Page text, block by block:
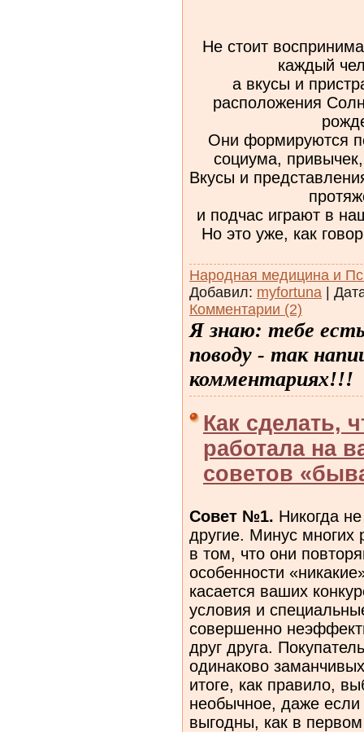
Не стоит
каждый
а вкусы и
расположения
Они формируются
социума,
Вкусы и
и подчас играют в
Но это уже, как
Народная медицина и
Добавил: myfortuna |
Комментарии (2)
Я знаю: тебе
поводу - так
комментариях!!!
Как сделать,
работала на
советов
Совет №1. Никогда
другие. Минус многих
в том, что они
особенности
касается ваших
условия и
совершенно
друг друга.
одинаково
итоге, как правило,
необычное, даже если
выгодны, как в